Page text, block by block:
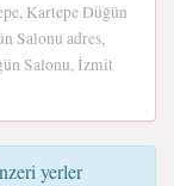
Kartepe Düğün
Salonu adres,
Salonu, İzmit
yerler